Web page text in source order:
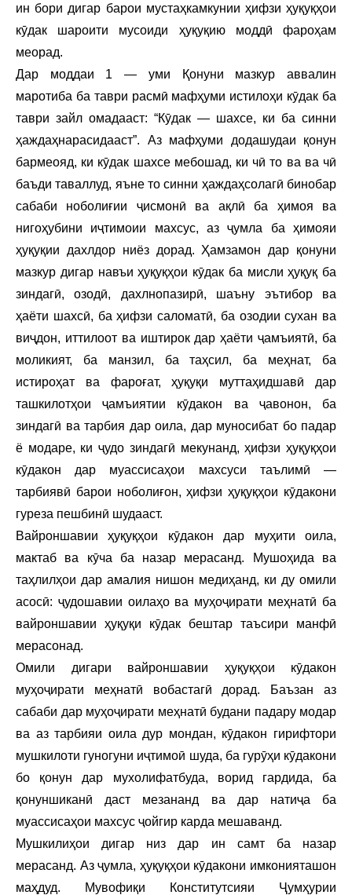
ин бори дигар барои мустаҳкамкунии ҳифзи ҳуқуқҳои
кӯдак шароити мусоиди ҳуқуқию моддӣ фароҳам
меорад.
Дар моддаи 1 — уми Қонуни мазкур аввалин
маротиба ба таври расмӣ мафҳуми истилоҳи кӯдак ба
таври зайл омадааст: “Кӯдак — шахсе, ки ба синни
ҳаждаҳнарасидааст”. Аз мафҳуми додашудаи қонун
бармеояд, ки кӯдак шахсе мебошад, ки чӣ то ва ва чӣ
баъди таваллуд, яъне то синни ҳаждаҳсолагӣ бинобар
сабаби ноболиғии ҷисмонӣ ва ақлӣ ба ҳимоя ва
нигоҳубини иҷтимоии махсус, аз ҷумла ба ҳимояи
ҳуқуқии дахлдор ниёз дорад. Ҳамзамон дар қонуни
мазкур дигар навъи ҳуқуқҳои кӯдак ба мисли ҳуқуқ ба
зиндагӣ, озодӣ, дахлнопазирӣ, шаъну эътибор ва
ҳаёти шахсӣ, ба ҳифзи саломатӣ, ба озодии сухан ва
виҷдон, иттилоот ва иштирок дар ҳаёти ҷамъиятӣ, ба
моликият, ба манзил, ба таҳсил, ба меҳнат, ба
истироҳат ва фароғат, ҳуқуқи муттаҳидшавӣ дар
ташкилотҳои ҷамъиятии кӯдакон ва ҷавонон, ба
зиндагӣ ва тарбия дар оила, дар муносибат бо падар
ё модаре, ки ҷудо зиндагӣ мекунанд, ҳифзи ҳуқуқҳои
кӯдакон дар муассисаҳои махсуси таълимӣ —
тарбиявӣ барои ноболиғон, ҳифзи ҳуқуқҳои кӯдакони
гуреза пешбинӣ шудааст.
Вайроншавии ҳуқуқҳои кӯдакон дар муҳити оила,
мактаб ва кӯча ба назар мерасанд. Мушоҳида ва
таҳлилҳои дар амалия нишон медиҳанд, ки ду омили
асосӣ: ҷудошавии оилаҳо ва муҳоҷирати меҳнатӣ ба
вайроншавии ҳуқуқи кӯдак бештар таъсири манфӣ
мерасонад.
Омили дигари вайроншавии ҳуқуқҳои кӯдакон
муҳоҷирати меҳнатӣ вобастагӣ дорад. Баъзан аз
сабаби дар муҳоҷирати меҳнатӣ будани падару модар
ва аз тарбияи оила дур мондан, кӯдакон гирифтори
мушкилоти гуногуни иҷтимоӣ шуда, ба гурӯҳи кӯдакони
бо қонун дар мухолифатбуда, ворид гардида, ба
қонуншиканӣ даст мезананд ва дар натиҷа ба
муассисаҳои махсус ҷойгир карда мешаванд.
Мушкилиҳои дигар низ дар ин самт ба назар
мерасанд. Аз ҷумла, ҳуқуқҳои кӯдакони имконияташон
маҳдуд. Мувофиқи Конститутсияи Ҷумҳурии